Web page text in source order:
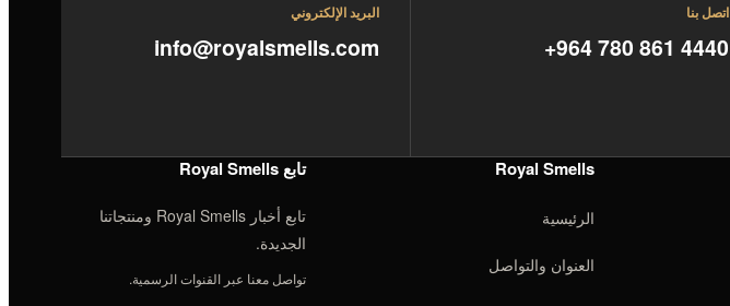
اتصل بنا
+964 780 861 4440
البريد الإلكتروني
info@royalsmells.com
Royal Smells
الرئيسية
العنوان والتواصل
تابع Royal Smells
تابع أخبار Royal Smells ومنتجاتنا
الجديدة.
تواصل معنا عبر القنوات الرسمية.